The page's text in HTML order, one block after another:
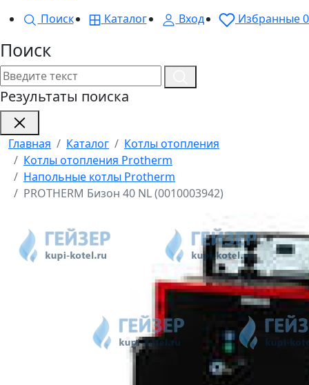
Поиск
Каталог Вход Избранные0
Поиск
Результаты поиска
Главная Каталог
Котлы отопления
Котлы отопления Protherm
Напольные котлы Protherm
PROTHERM Бизон 40 NL (0010003942)